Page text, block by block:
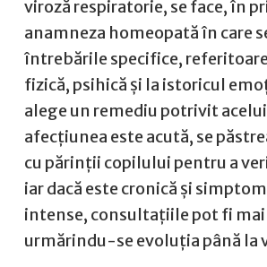
viroză respiratorie, se face, în
anamneza homeopată în care
întrebările specifice,
fizică, psihică și la istoricul
alege un remediu potrivit
afecțiunea este acută, se
cu părinții copilului pentru a
iar dacă este cronică și
intense, consultațiile pot fi mai
urmărindu-se evoluția până la